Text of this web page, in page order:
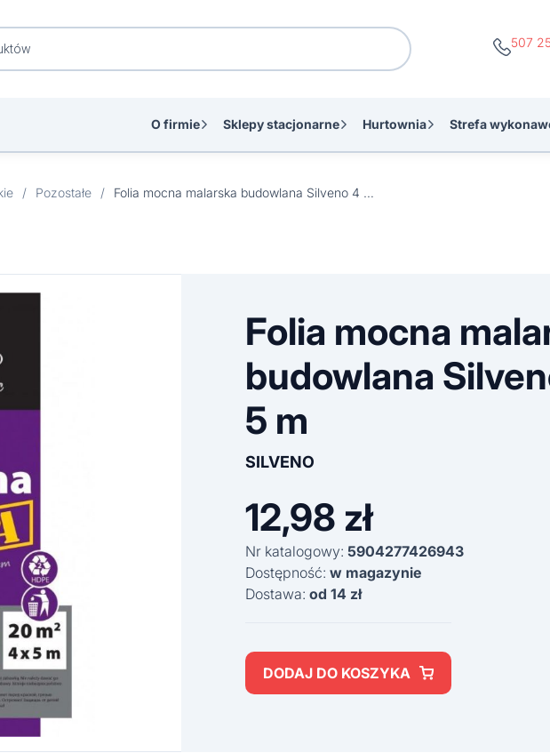
507
O firmie Sklepy stacjonarne Hurtownia Strefa
/ Pozostałe / Folia mocna malarska budowlana Silveno 4 x 5 m
Folia mocna
budowlana
5 m
SILVENO
12,98 zł
Nr katalogowy: 5904277426943
Dostępność: w magazynie
Dostawa: od 14 zł
DODAJ DO KOSZYKA